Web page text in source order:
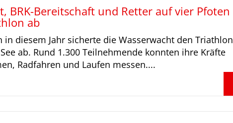
BRK-Bereitschaft und Retter auf vier Pfoten
ab
in diesem Jahr sicherte die Wasserwacht den Triathlon
ab. Rund 1.300 Teilnehmende konnten ihre Kräfte
Radfahren und Laufen messen....